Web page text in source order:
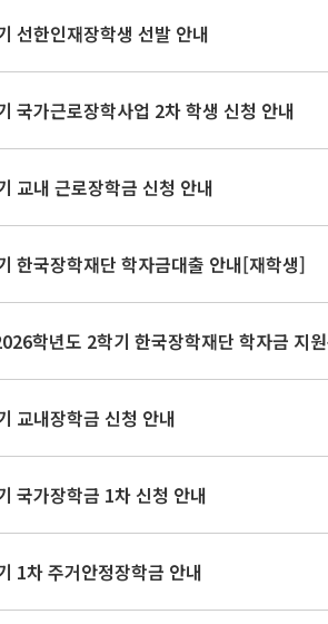
선한인재장학생 선발 안내
국가근로장학사업 2차 학생 신청 안내
교내 근로장학금 신청 안내
한국장학재단 학자금대출 안내[재학생]
학년도 2학기 한국장학재단 학자금 지
교내장학금 신청 안내
국가장학금 1차 신청 안내
1차 주거안정장학금 안내